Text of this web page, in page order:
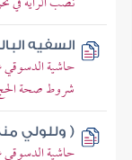
السفيه
حاشية الدسوقي
شروط صحة
( وللولي
حاشية الدسوقي